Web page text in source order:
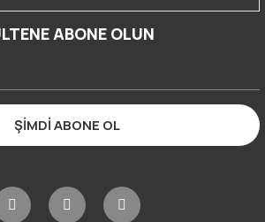
ABONE OLUN
ŞİMDİ ABONE OL